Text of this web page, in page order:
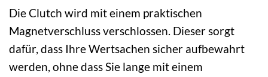
Die Clutch wird mit einem praktischen
Magnetverschluss verschlossen. Dieser sorgt
dafür, dass Ihre Wertsachen sicher aufbewahrt
werden, ohne dass Sie lange mit einem